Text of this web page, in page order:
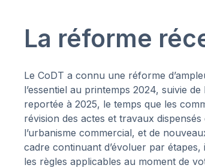
La réforme
Le CoDT a connu une réforme
l’essentiel au printemps 2024, suivie
reportée à 2025, le temps que les
révision des actes et travaux
l’urbanisme commercial, et de
cadre continuant d’évoluer par
les règles applicables au moment de